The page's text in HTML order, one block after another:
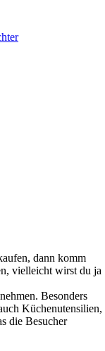
dann komm
vielleicht wirst du ja
Besonders
Küchenutensilien,
die Besucher